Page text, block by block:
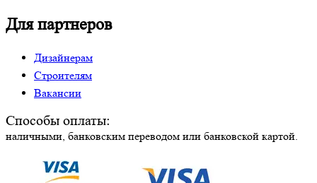
Для партнеров
Дизайнерам
Строителям
Вакансии
Способы оплаты:
наличными, банковским переводом или банковской картой.